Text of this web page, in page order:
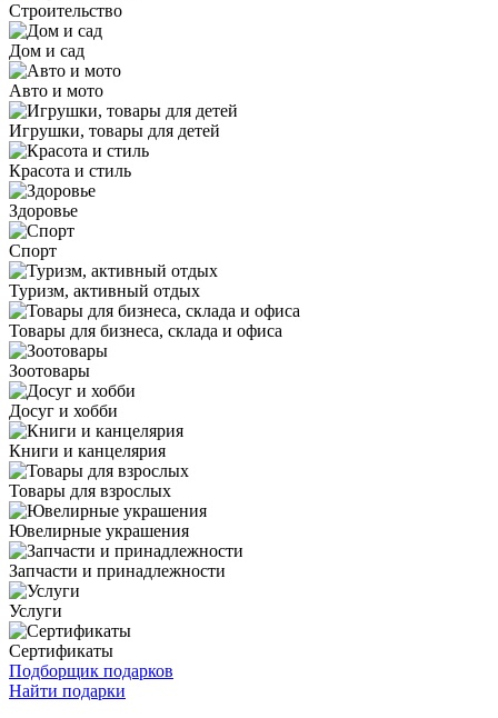
Строительство
Дом и сад
Авто и мото
Игрушки, товары для детей
Красота и стиль
Здоровье
Спорт
Туризм, активный отдых
Товары для бизнеса, склада и офиса
Зоотовары
Досуг и хобби
Книги и канцелярия
Товары для взрослых
Ювелирные украшения
Запчасти и принадлежности
Услуги
Сертификаты
Подборщик подарков
Найти подарки